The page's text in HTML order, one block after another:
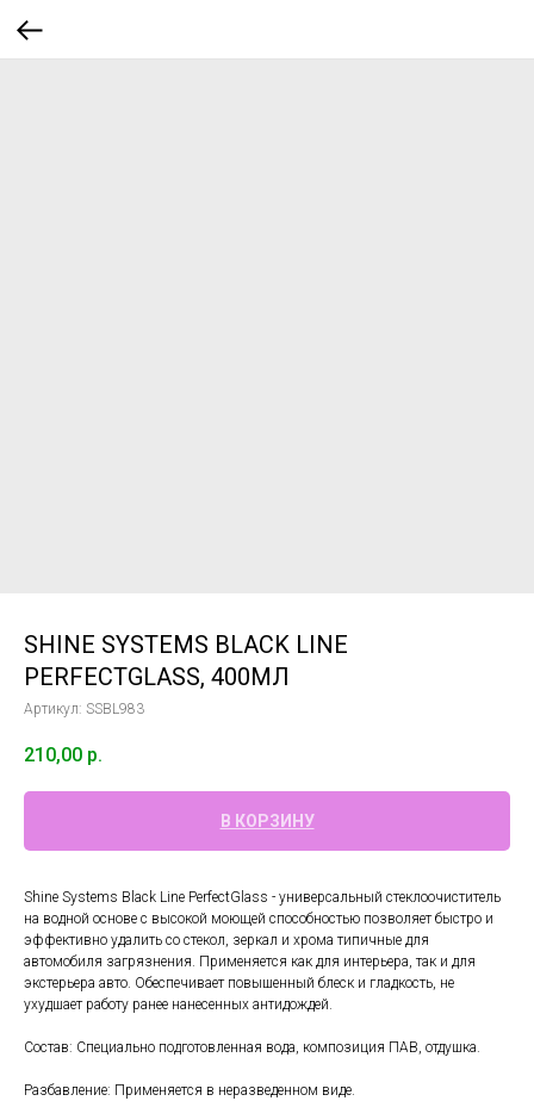
SHINE SYSTEMS BLACK LINE
PERFECTGLASS, 400МЛ
Артикул: SSBL983
210,00 р.
В КОРЗИНУ
Shine Systems Black Line PerfectGlass - универсальный стеклоочиститель
на водной основе с высокой моющей способностью позволяет быстро и
эффективно удалить со стекол, зеркал и хрома типичные для
автомобиля загрязнения. Применяется как для интерьера, так и для
экстерьера авто. Обеспечивает повышенный блеск и гладкость, не
ухудшает работу ранее нанесенных антидождей.
Состав: Специально подготовленная вода, композиция ПАВ, отдушка.
Разбавление: Применяется в неразведенном виде.